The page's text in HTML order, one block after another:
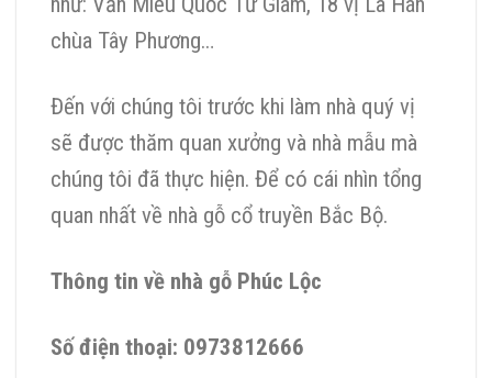
chùa Tây Phương…
Đến với chúng tôi trước khi làm nhà quý vị
sẽ được thăm quan xưởng và nhà mẫu mà
chúng tôi đã thực hiện. Để có cái nhìn tổng
quan nhất về nhà gỗ cổ truyền Bắc Bộ.
Thông tin về nhà gỗ Phúc Lộc
Số điện thoại: 0973812666